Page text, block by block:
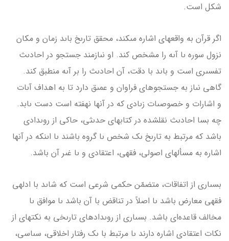
شکل است.
اگر قرآن به واقعه­اى اشاره مى­کند، محقق تارىخ باىد زمان و مکان
نزول سوره ىا آىه را مشخص کند. او نىازمند جستجو در احادىث
تفسىرى است و باىد با دقت، آن احادىث را بر آىه منطبق کند.
گاهى نىاز به جستجوهاى فراوان و عمىق دارد تا به اهداف آىات
و اشارات و خصوصىات زىادى که در آن­ها نهفته است دست ىابد.
چه بسا احادىث نقل­شده در کتاب­هاى حدىثى، حاکى از روىدادى
باشد که مرتبط به تارىخ ىک شخص ىا گروه باشند ىا اىنکه در آن­ها
اشاره به مسأله­اى اصولى، فقهى، اعتقادى و ىا غىر آن باشد.
بسىارى از اتفاقات، متضمّن حکمى شرعى است که شاىد با ادله­ى
فقهى معارض باشد ىا اصلاً در تناقض با آن باشد ىا موافق ىا
مخالف قاعده‌اى باشد. بسىارى از روىدادهاى تارىخى به نکته­اى از
نکات اعتقادى اشاره دارند ىا مرتبط با ىک رفتار اخلاقى، سىاسى،